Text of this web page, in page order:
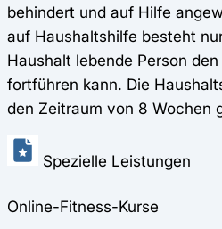
behindert und auf Hilfe
auf Haushaltshilfe besteht
Haushalt lebende Person
fortführen kann. Die
den Zeitraum von 8 Wochen
Spezielle Leistungen
Online-Fitness-Kurse